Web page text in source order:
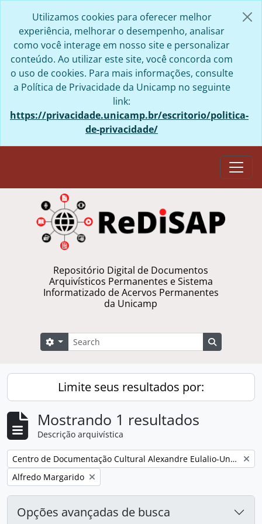
Utilizamos cookies para oferecer melhor
experiência, melhorar o desempenho, analisar
como você interage em nosso site e personalizar
conteúdo. Ao utilizar este site, você concorda com
o uso de cookies. Para mais informações, consulte
a Política de Privacidade da Unicamp no seguinte
link:
https://privacidade.unicamp.br/escritorio/politica-
de-privacidade/
Repositório Digital de Documentos
Arquivísticos Permanentes e Sistema
Informatizado de Acervos Permanentes
da Unicamp
Buscar
Opções de busca
Limite seus resultados por:
Mostrando 1 resultados
Descrição arquivística
Remover filtro:
Centro de Documentação Cultural Alexandre Eulalio-Unicamp.
Remover filtro:
Alfredo Margarido
Opções avançadas de busca